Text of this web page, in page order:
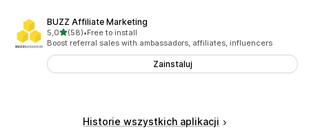
BUZZ Affiliate Marketing
5,0na 5 gwiazdek
(58)
Łączna liczba recenzji: 58
•Free to install
Boost referral sales with ambassadors, affiliates, influencers
Zainstaluj
Historie wszystkich aplikacji